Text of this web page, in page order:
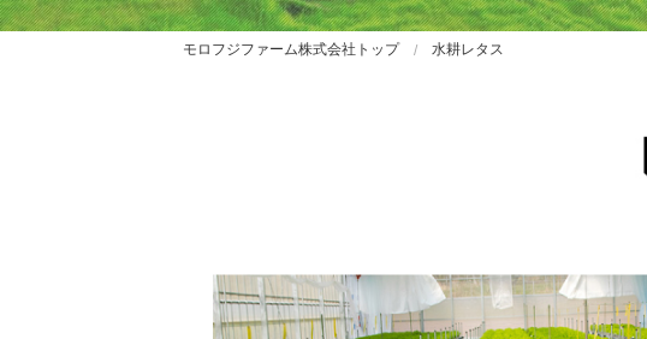
モロフジファーム株式会社トップ 水耕レタス